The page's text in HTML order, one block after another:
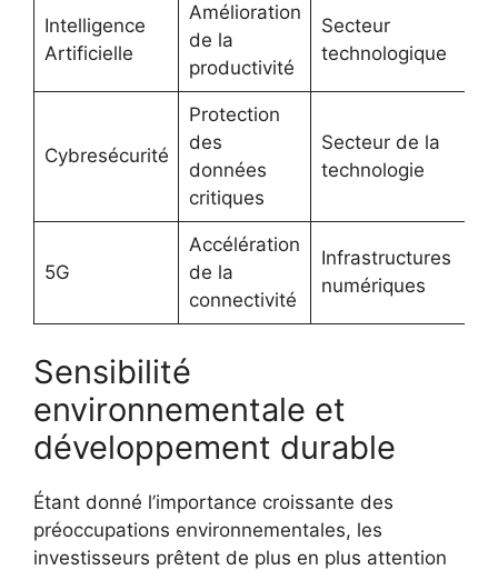
Intelligence
Artificielle
Amélioration
de la
productivité
Secteur
technologique
Cybresécurité
Protection
des
données
critiques
Secteur de la
technologie
5G
Accélération
de la
connectivité
Infrastructures
numériques
Sensibilité
environnementale et
développement durable
Étant donné l’importance croissante des
préoccupations environnementales, les
investisseurs prêtent de plus en plus attention